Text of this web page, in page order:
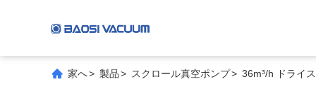
家へ> 製品> スクロール真空ポンプ> 36m³/h ドライ